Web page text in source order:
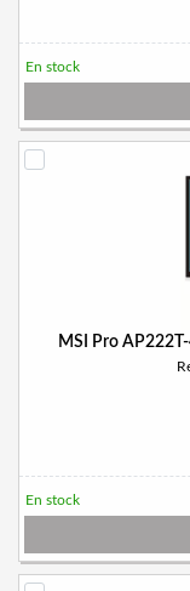
En stock
MSI Pro
En stock